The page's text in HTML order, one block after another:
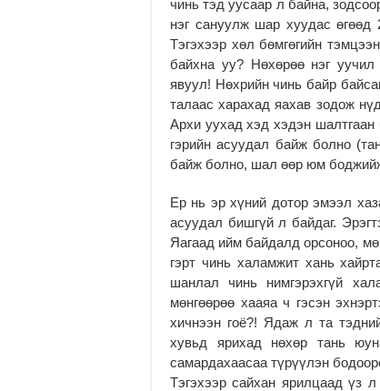
чинь тэд уусаар л байна,
нэг сануулж шар хуудас
Тэгэхээр хөл бөмгөгийн
байхна уу? Нөхөрөө нэг
явуул! Нөхрийн чинь байр
талаас харахад яахав зодож
Архи уухад хэд хэдэн
гэрийн асуудал байж болно
байж болно, шал өөр юм
Ер нь эр хүний дотор эмээл
асуудал бишгүй л байдаг.
Яагаад ийм байдалд орсоноо,
гэрт чинь халамжит хань
шанлал чинь нимгэрэхгүй
мөнгөөрөө хааяа ч гэсэн
хичнээн гоё?! Ядаж л та
хувьд ярихад нөхөр тань
самардахаасаа түрүүлэн
Тэгэхээр сайхан ярилцаад үз